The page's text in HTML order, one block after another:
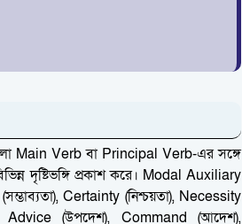
Main Verb বা Principal Verb-এর সঙ্গে
দৃষ্টিভঙ্গি প্রকাশ করে। Modal Auxiliary
Certainty (নিশ্চয়তা), Necessity
Advice (উপদেশ), Command (আদেশ),